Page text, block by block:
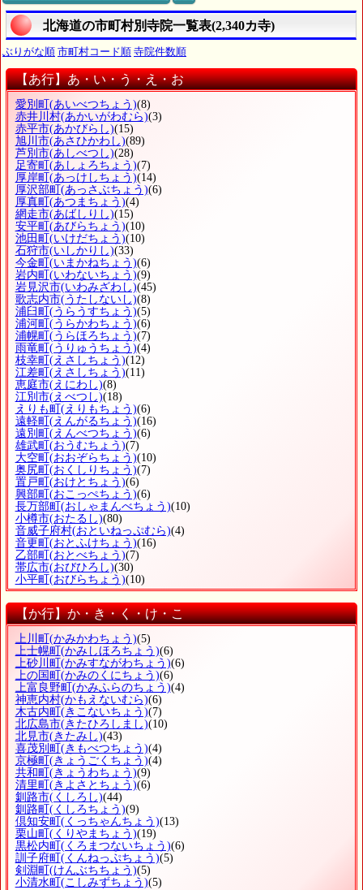
北海道の市町村別寺院一覧表(2,340カ寺)
ぶりがな順 市町村コード順 寺院件数順
【あ行】あ・い・う・え・お
愛別町 (あいべつちょう)(8)
赤井川村(あかいがわむら)(3)
赤平市(あかびらし)(15)
旭川市(あさひかわし)(89)
芦別市(あしべつし)(28)
足寄町 (あしょろちょう)(7)
厚岸町 (あっけしちょう)(14)
厚沢部町 (あっさぶちょう)(6)
厚真町 (あつまちょう)(4)
網走市(あばしりし)(15)
安平町 (あびらちょう)(10)
池田町 (いけだちょう)(10)
石狩市(いしかりし)(33)
今金町 (いまかねちょう)(6)
岩内町 (いわないちょう)(9)
岩見沢市(いわみざわし)(45)
歌志内市(うたしないし)(8)
浦臼町 (うらうすちょう)(5)
浦河町 (うらかわちょう)(6)
浦幌町 (うらほろちょう)(7)
雨竜町 (うりゅうちょう)(4)
枝幸町 (えさしちょう)(12)
江差町 (えさしちょう)(11)
恵庭市(えにわし)(8)
江別市(えべつし)(18)
えりも町 (えりもちょう)(6)
遠軽町 (えんがるちょう)(16)
遠別町 (えんべつちょう)(6)
雄武町 (おうむちょう)(7)
大空町 (おおぞらちょう)(10)
奥尻町 (おくしりちょう)(7)
置戸町 (おけとちょう)(6)
興部町 (おこっぺちょう)(6)
長万部町 (おしゃまんべちょう)(10)
小樽市(おたるし)(80)
音威子府村(おといねっぷむら)(4)
音更町 (おとふけちょう)(16)
乙部町 (おとべちょう)(7)
帯広市(おびひろし)(30)
小平町 (おびらちょう)(10)
【か行】か・き・く・け・こ
上川町 (かみかわちょう)(5)
上士幌町 (かみしほろちょう)(6)
上砂川町 (かみすながわちょう)(6)
上の国町 (かみのくにちょう)(6)
上富良野町 (かみふらのちょう)(4)
神恵内村(かもえないむら)(6)
木古内町 (きこないちょう)(7)
北広島市(きたひろしまし)(10)
北見市(きたみし)(43)
喜茂別町 (きもべつちょう)(4)
京極町 (きょうごくちょう)(4)
共和町 (きょうわちょう)(9)
清里町 (きよさとちょう)(6)
釧路市(くしろし)(44)
釧路町 (くしろちょう)(9)
倶知安町 (くっちゃんちょう)(13)
栗山町 (くりやまちょう)(19)
黒松内町 (くろまつないちょう)(6)
訓子府町 (くんねっぷちょう)(5)
剣淵町 (けんぶちちょう)(5)
小清水町 (こしみずちょう)(5)